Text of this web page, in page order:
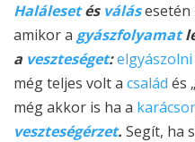
Halálesetés válásesetén
amikor a gyászfolyamat
a veszteséget:elgyászolni
még teljes volt a család és
még akkor is ha a
veszteségérzet. Segít, ha